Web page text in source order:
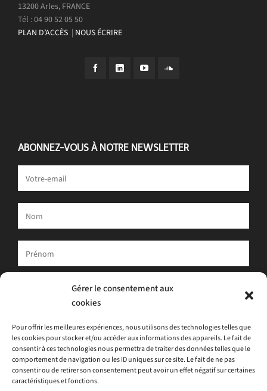
Gérer le consentement aux
cookies
Pour offrir les meilleures expériences, nous utilisons des technologies telles que
les cookies pour stocker et/ou accéder aux informations des appareils. Le fait de
consentir à ces technologies nous permettra de traiter des données telles que le
comportement de navigation ou les ID uniques sur ce site. Le fait de ne pas
consentir ou de retirer son consentement peut avoir un effet négatif sur certaines
caractéristiques et fonctions.
13200 Arles, FRANCE
Tél : 04 90 52 05 50
PLAN D’ACCÈS | NOUS ÉCRIRE
ABONNEZ-VOUS À NOTRE NEWSLETTER
Votre adresse e-mail est uniquement utilisée pour vous envoyer
notre newsletter et des informations sur les activités d'ATLAS.
la newsletter.
J'acceptela politique de confidentialité